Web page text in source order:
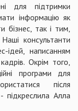
для підтримки
інформацію як
бізнес, так і тим,
консультанти
ідей, написанням
Окрім того,
програми для
після
підкреслила Алла